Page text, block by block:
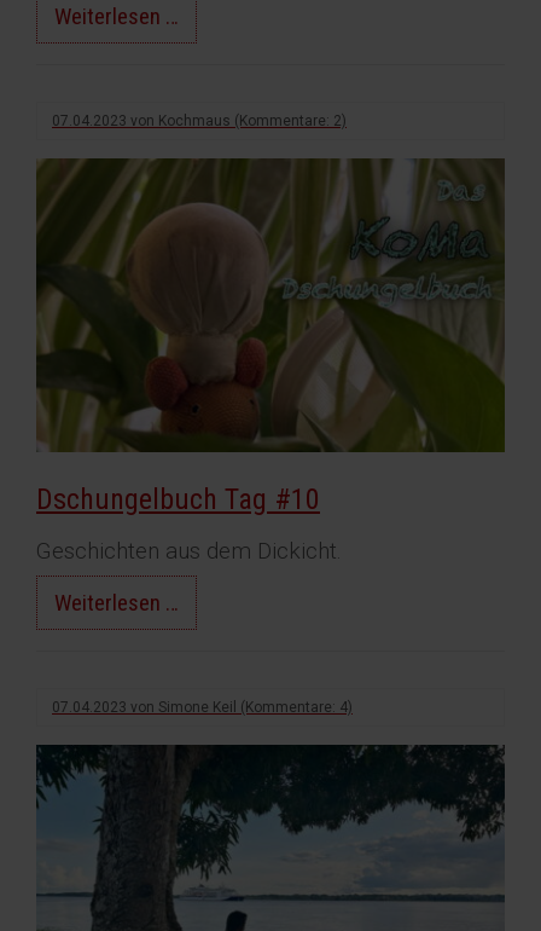
Weiterlesen … Time
to
Good
07.04.2023 von Kochmaus (Kommentare: 2)
Dschungelbuch Tag #10
Geschichten aus dem Dickicht.
Weiterlesen … Dschungelbuch
Tag
07.04.2023 von Simone Keil (Kommentare: 4)